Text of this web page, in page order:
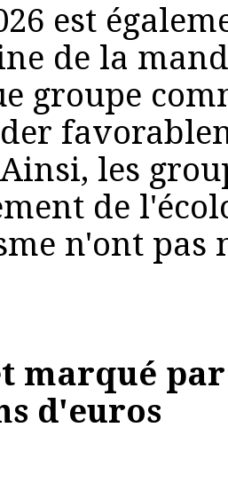
est
de la
groupe
les
de
n'ont pas
marqué
d'euros